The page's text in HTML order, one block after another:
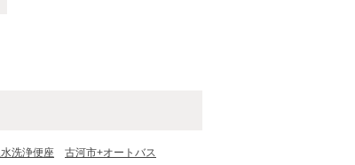
洗浄便座 古河市+オートバス